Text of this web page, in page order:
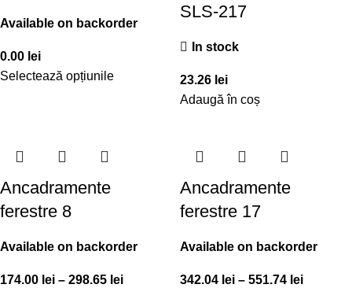
Available on backorder
0.00 lei
Selectează opțiunile
SLS-217
In stock
23.26 lei
Adaugă în coș
Ancadramente
ferestre 8
Available on backorder
174.00 lei – 298.65 lei
Ancadramente
ferestre 17
Available on backorder
342.04 lei – 551.74 lei